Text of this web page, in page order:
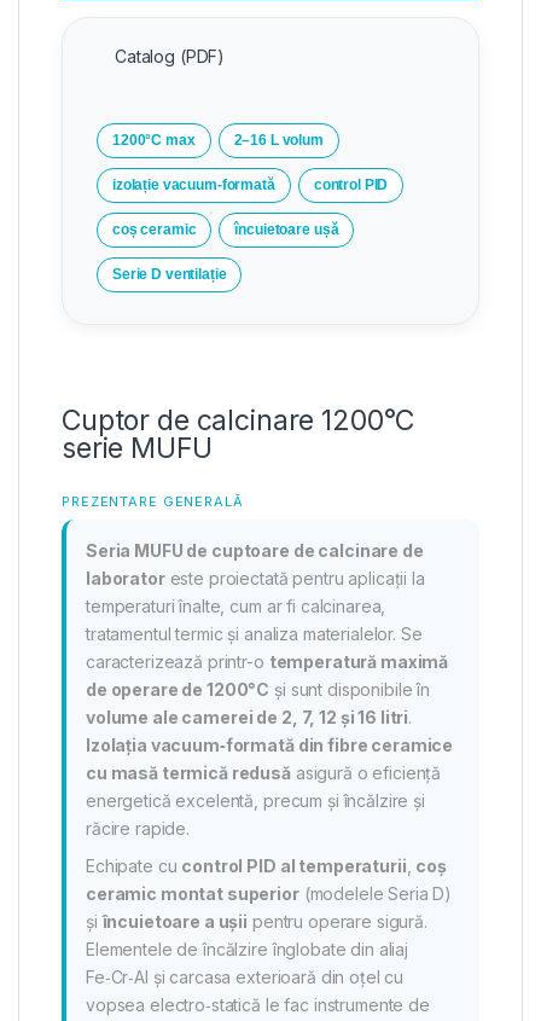
Catalog (PDF)
1200°C max 2–16 L volum
izolație vacuum‑formată control PID
coș ceramic încuietoare ușă
Serie D ventilație
Cuptor de calcinare 1200°C
serie MUFU
PREZENTARE GENERALĂ
Seria MUFU de cuptoare de calcinare de
laboratoreste proiectată pentru aplicații la
temperaturi înalte, cum ar fi calcinarea,
tratamentul termic și analiza materialelor. Se
caracterizează printr-o temperatură maximă
de operare de 1200°C și sunt disponibile în
volume ale camerei de 2, 7, 12 și 16 litri.
Izolația vacuum‑formată din fibre ceramice
cu masă termică redusăasigură o eficiență
energetică excelentă, precum și încălzire și
răcire rapide.
Echipate cu control PID al temperaturii coș
ceramic montat superior(modelele Seria D)
șiîncuietoare a ușii pentru operare sigură.
Elementele de încălzire înglobate din aliaj
Fe‑Cr‑Al și carcasa exterioară din oțel cu
vopsea electro‑statică le fac instrumente de